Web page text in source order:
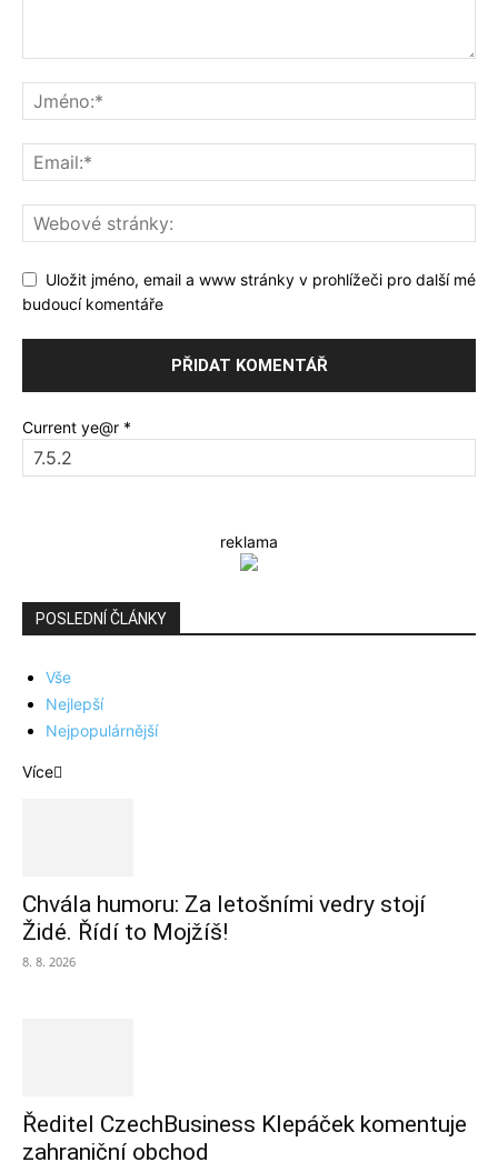
Uložit jméno, email a www stránky v prohlížeči pro další mé
budoucí komentáře
Current ye@r *
reklama
POSLEDNÍ ČLÁNKY
Vše
Nejlepší
Nejpopulárnější
Více
Chvála humoru: Za letošními vedry stojí
Židé. Řídí to Mojžíš!
8. 8. 2026
Ředitel CzechBusiness Klepáček komentuje
zahraniční obchod